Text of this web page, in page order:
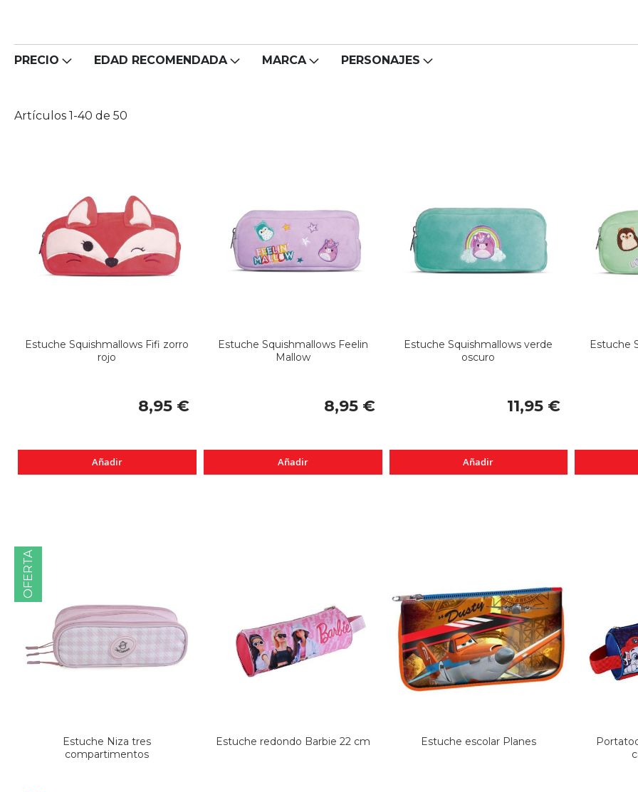
PRECIO EDAD RECOMENDADA MARCA PERSONAJES
Artículos 1-40 de 50
Estuche Squishmallows Fifi zorro
rojo
8,95 €
Añadir
Estuche Squishmallows Feelin
Mallow
8,95 €
Añadir
Estuche Squishmallows verde
oscuro
11,95 €
Añadir
Estuche
OFERTA
Estuche Niza tres
compartimentos
Estuche redondo Barbie 22 cm Estuche escolar Planes